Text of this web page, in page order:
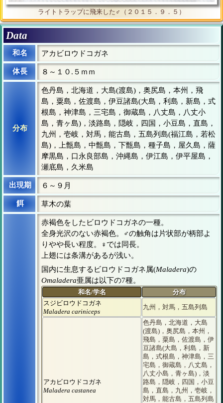
ライトトラップに飛来した♂（２０１５．９．５）
Data
和名 アカビロウドコガネ
体長 ８～１０.５ｍｍ
分布
色丹島，北海道，大島(渡島)，奥尻島，本州，飛
島，粟島，佐渡島，伊豆諸島(大島，利島，新島，式
根島，神津島，三宅島，御蔵島，八丈島，八丈小
島，青ヶ島)，淡路島，隠岐，四国，小豆島，直島，
九州，壱岐，対馬，能古島，五島列島(福江島，若松
島)，上甑島，中甑島，下甑島，種子島，屋久島，薩
摩黒島，口永良部島，沖縄島，伊江島，伊平屋島，
瀬底島，久米島
出現期 ６～９月
餌 草木の葉
赤褐色をしたビロウドコガネの一種。
全身光沢のない赤褐色。♂の触角は片状部が柄部よ
りやや長い程度。♀では同長。
上翅には条溝があるが浅い。
国内に生息するビロウドコガネ属(Maladera)の
Omaladera亜属は以下の7種。
和名/学名
分布
スジビロウドコガネ
Maladera cariniceps
九州，対馬，五島列島
アカビロウドコガネ
Maladera castanea
色丹島，北海道，大島
(渡島)，奥尻島，本州，
飛島，粟島，佐渡島，伊
豆諸島(大島，利島，新
島，式根島，神津島，三
宅島，御蔵島，八丈島，
八丈小島，青ヶ島)，淡
路島，隠岐，四国，小豆
島，直島，九州，壱岐，
対馬，能古島，五島列島